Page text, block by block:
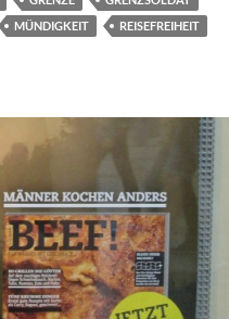
MÜNDIGKEIT
REISEFREIHEIT